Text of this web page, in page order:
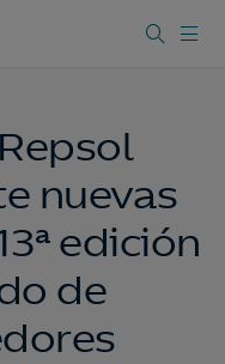
nuevas
edición
de